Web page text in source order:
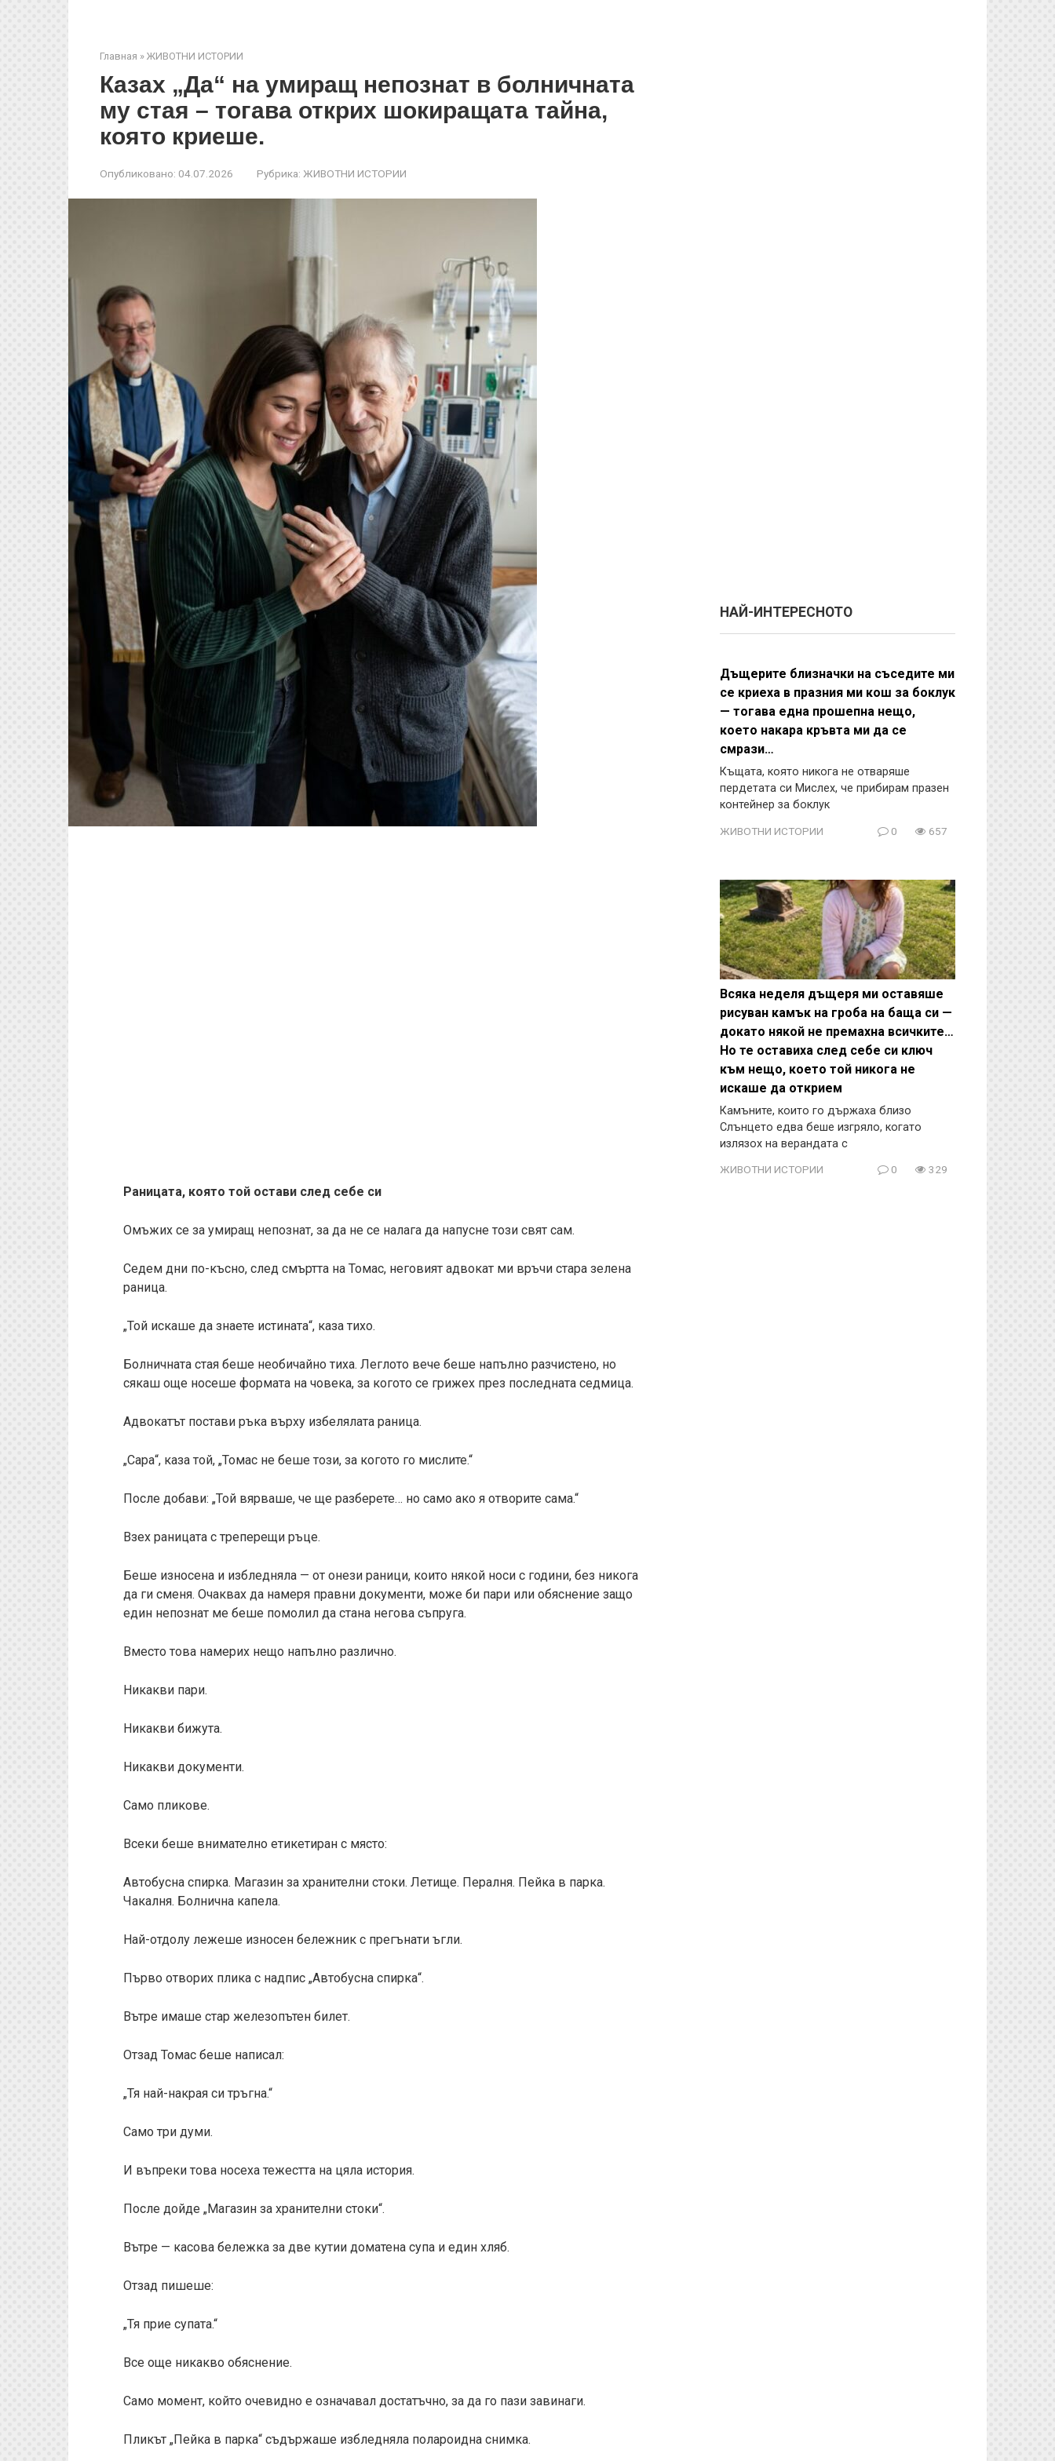
Главная » ЖИВОТНИ ИСТОРИИ
Казах „Да“ на умиращ непознат в болничната
му стая – тогава открих шокиращата тайна,
която криеше.
Опубликовано: 04.07.2026 Рубрика: ЖИВОТНИ ИСТОРИИ
Раницата, която той остави след себе си
Омъжих се за умиращ непознат, за да не се налага да напусне този свят сам.
Седем дни по-късно, след смъртта на Томас, неговият адвокат ми връчи стара зелена
раница.
„Той искаше да знаете истината“, каза тихо.
Болничната стая беше необичайно тиха. Леглото вече беше напълно разчистено, но
сякаш още носеше формата на човека, за когото се грижех през последната седмица.
Адвокатът постави ръка върху избелялата раница.
„Сара“, каза той, „Томас не беше този, за когото го мислите.“
После добави: „Той вярваше, че ще разберете… но само ако я отворите сама.“
Взех раницата с треперещи ръце.
Беше износена и избледняла — от онези раници, които някой носи с години, без никога
да ги сменя. Очаквах да намеря правни документи, може би пари или обяснение защо
един непознат ме беше помолил да стана негова съпруга.
Вместо това намерих нещо напълно различно.
Никакви пари.
Никакви бижута.
Никакви документи.
Само пликове.
Всеки беше внимателно етикетиран с място:
Автобусна спирка. Магазин за хранителни стоки. Летище. Пералня. Пейка в парка.
Чакалня. Болнична капела.
Най-отдолу лежеше износен бележник с прегънати ъгли.
Първо отворих плика с надпис „Автобусна спирка“.
Вътре имаше стар железопътен билет.
Отзад Томас беше написал:
„Тя най-накрая си тръгна.“
Само три думи.
И въпреки това носеха тежестта на цяла история.
После дойде „Магазин за хранителни стоки“.
Вътре — касова бележка за две кутии доматена супа и един хляб.
Отзад пишеше:
„Тя прие супата.“
Все още никакво обяснение.
Само момент, който очевидно е означавал достатъчно, за да го пази завинаги.
Пликът „Пейка в парка“ съдържаше избледняла полароидна снимка.
НАЙ-ИНТЕРЕСНОТО
Дъщерите близначки на съседите ми
се криеха в празния ми кош за боклук
— тогава една прошепна нещо,
което накара кръвта ми да се
смрази…
Къщата, която никога не отваряше
пердетата си Мислех, че прибирам празен
контейнер за боклук
ЖИВОТНИ ИСТОРИИ 0 657
Всяка неделя дъщеря ми оставяше
рисуван камък на гроба на баща си —
докато някой не премахна всичките…
Но те оставиха след себе си ключ
към нещо, което той никога не
искаше да открием
Камъните, които го държаха близо
Слънцето едва беше изгряло, когато
излязох на верандата с
ЖИВОТНИ ИСТОРИИ 0 329